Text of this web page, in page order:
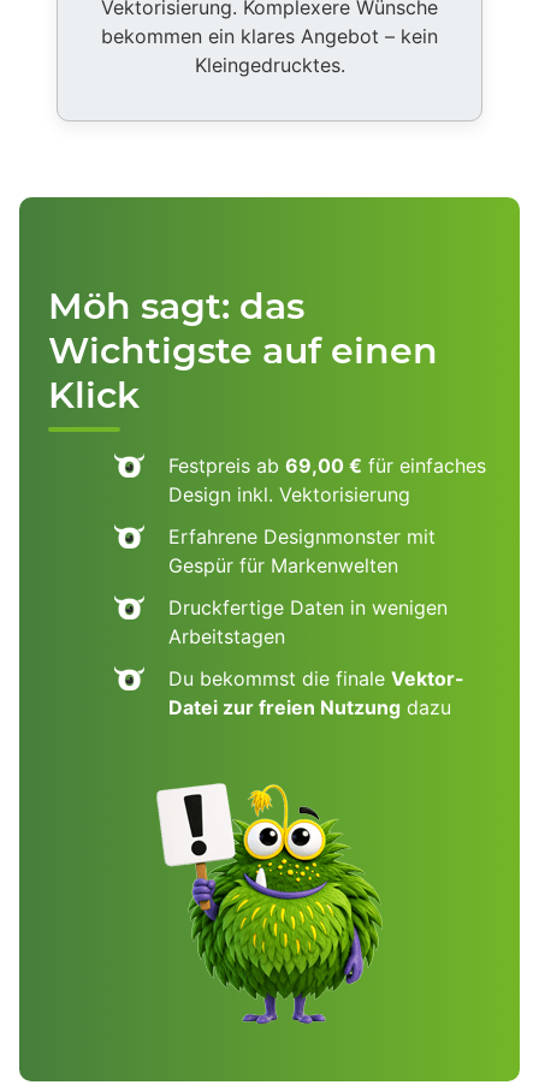
Vektorisierung. Komplexere Wünsche
bekommen ein klares Angebot – kein
Kleingedrucktes.
Möh sagt: das
Wichtigste auf einen
Klick
Festpreis ab 69,00 € für einfaches
Design inkl. Vektorisierung
Erfahrene Designmonster mit
Gespür für Markenwelten
Druckfertige Daten in wenigen
Arbeitstagen
Du bekommst die finale Vektor-
Datei zur freien Nutzung dazu